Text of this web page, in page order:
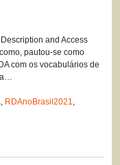
and Access
pautou-se como
com os vocabulários de
, RDAnoBrasil2021,